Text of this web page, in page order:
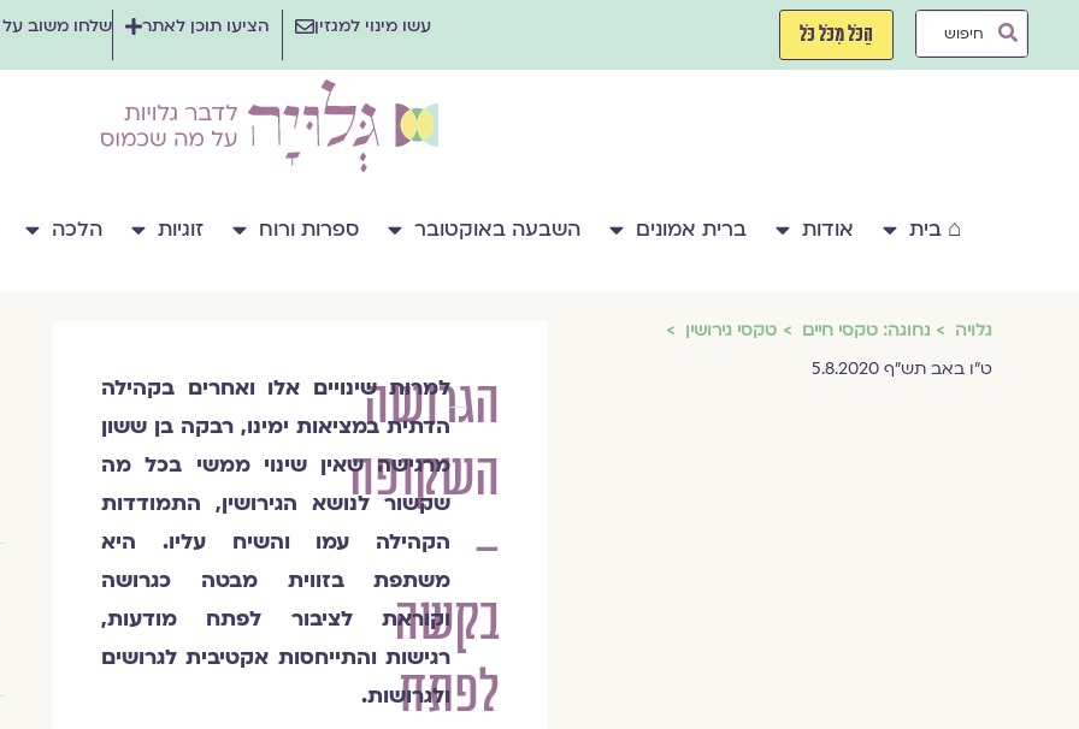
Search
הַכֹּל מִכֹּל כֹּל עשו מינוי למגזין הציעו תוכן לאתר שלחו משוב
⌂ בית אודות ברית אמונים השבעה באוקטובר ספרות ורוח זוגיות הלכה
גלויה נחוגה: טקסי חיים
טקסי גירושין
ט"ו באב תש"ף 5.8.2020
הגרושה
השקופה
–
בקשה
לפתח
רבקה
בן
ששון
למרות שינויים אלו ואחרים בקהילה
הדתית במציאות ימינו, רבקה בן ששון
מרגישה שאין שינוי ממשי בכל מה
שקשור לנושא הגירושין, התמודדות
הקהילה עמו והשיח עליו. היא
משתפת בזווית מבטה כגרושה
וקוראת לציבור לפתח מודעות,
רגישות והתייחסות אקטיבית לגרושים
ולגרושות.